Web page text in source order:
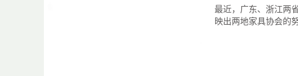
最近，广东、浙江两
映出两地家具协会的